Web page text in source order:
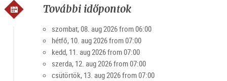
Hétfőtől péntekig 7-19 óráig, szombaton 6-15 óráig
(ünnepnapokat kivéve)
További időpontok
szombat, 08. aug 2026 from 06:00
hétfő, 10. aug 2026 from 07:00
kedd, 11. aug 2026 from 07:00
szerda, 12. aug 2026 from 07:00
csütörtök, 13. aug 2026 from 07:00